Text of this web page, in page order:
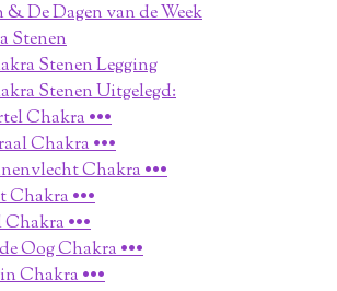
De Dagen van de Week
Stenen
Stenen Legging
Stenen Uitgelegd:
Chakra •••
Chakra •••
Chakra •••
Chakra •••
Chakra •••
Oog Chakra •••
Chakra •••